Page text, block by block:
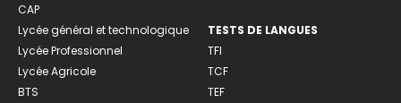
CAP
Lycée général et technologique
Lycée Professionnel
Lycée Agricole
BTS
TESTS DE LANGUES
TFI
TCF
TEF